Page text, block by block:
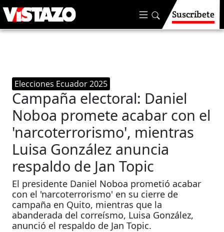
Suscríbete
Elecciones Ecuador 2025
Campaña electoral: Daniel
Noboa promete acabar con el
'narcoterrorismo', mientras
Luisa González anuncia
respaldo de Jan Topic
El presidente Daniel Noboa prometió acabar
con el 'narcoterrorismo' en su cierre de
campaña en Quito, mientras que la
abanderada del correísmo, Luisa González,
anunció el respaldo de Jan Topic.